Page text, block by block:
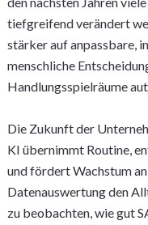
tiefgreifend verändert
stärker auf anpassbare,
menschliche
Handlungsspielräume
Die Zukunft der
KI übernimmt Routine,
und fördert Wachstum
Datenauswertung den
zu beobachten, wie gut